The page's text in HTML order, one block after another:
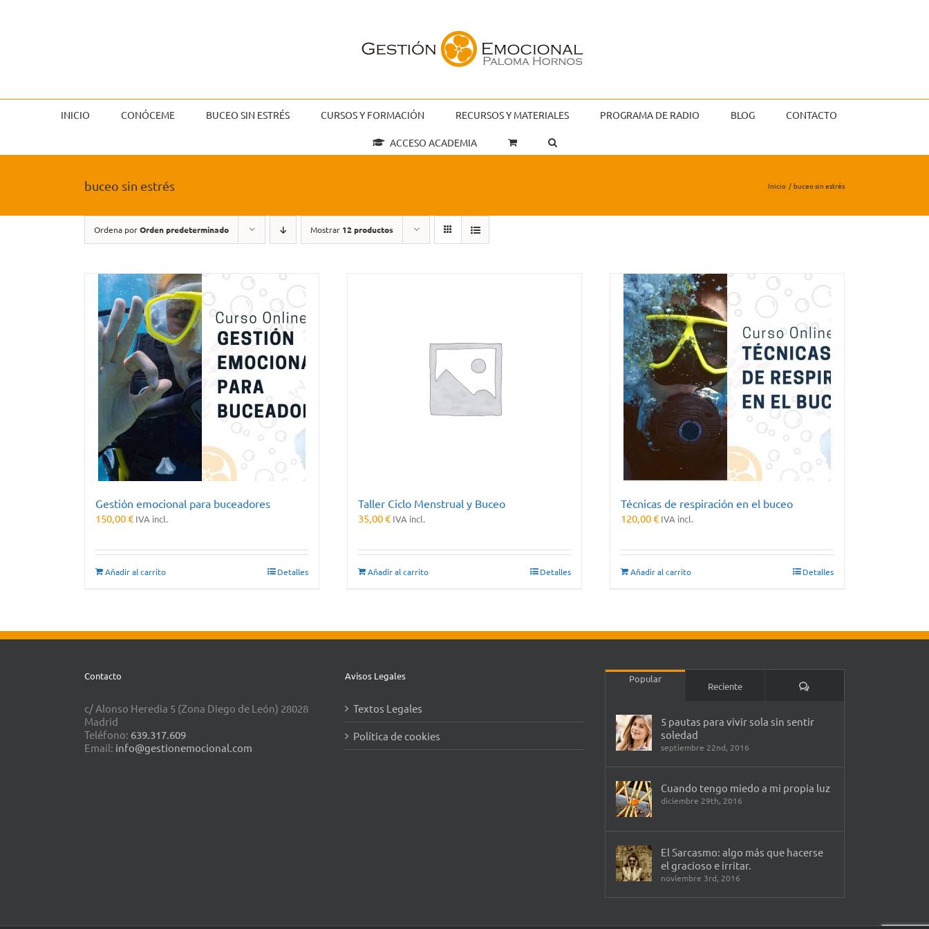
INICIO CONÓCEME BUCEO SIN ESTRÉS CURSOS Y FORMACIÓN RECURSOS Y MATERIALES PROGRAMA DE RADIO BLOG CONTACTO
ACCESO ACADEMIA
buceo sin estrés Inicio buceo sin estrés
Ordena porOrden predeterminado Mostrar 12 productos
Gestión emocional para buceadores
150,00€ IVA incl.
Añadir al carrito Detalles
Taller Ciclo Menstrual y Buceo
35,00€ IVA incl.
Añadir al carrito Detalles
Técnicas de respiración en el buceo
120,00€ IVA incl.
Añadir al carrito Detalles
Contacto
c/ Alonso Heredia 5 (Zona Diego de León) 28028
Madrid
Teléfono: 639.317.609
Email: info@gestionemocional.com
Avisos Legales
Textos Legales
Política de cookies
Popular
Reciente Comentarios
5 pautas para vivir sola sin sentir
soledad
septiembre 22nd, 2016
Cuando tengo miedo a mi propia luz
diciembre 29th, 2016
El Sarcasmo: algo más que hacerse
el gracioso e irritar.
noviembre 3rd, 2016